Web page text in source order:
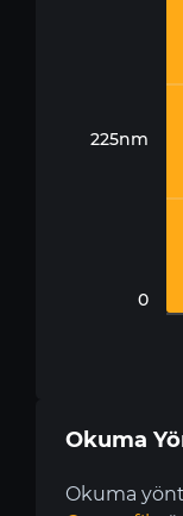
225nm
0
Okuma
Okuma